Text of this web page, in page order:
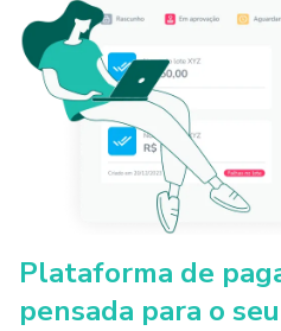
Plataforma de
pensada para o